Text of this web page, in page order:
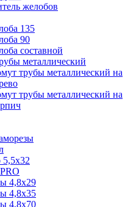
желобов
135
90
составной
металлический
трубы металлический на
трубы металлический на
5,5х32
4,8х29
4,8х35
4,8х70